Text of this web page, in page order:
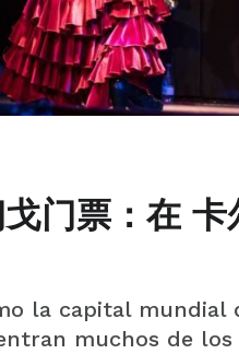
门票：在
la capital mundial
muchos de los